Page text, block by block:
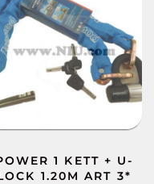
1 KETT + U-
1.20M ART 3*